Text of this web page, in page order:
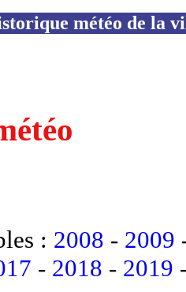
météo de la
: 2008 - 2009
- 2018 - 2019